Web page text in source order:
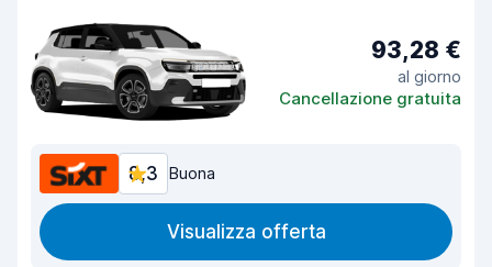
93,28 €
al giorno
Cancellazione gratuita
8,3 Buona
Visualizza offerta